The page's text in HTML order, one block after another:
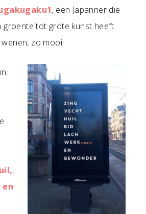
, een Japanner die
groente tot grote kunst heeft
zo mooi.
en